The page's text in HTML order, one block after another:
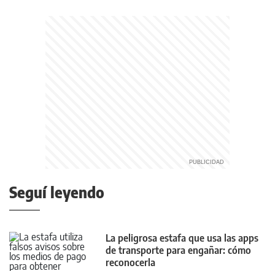
Seguí leyendo
La peligrosa estafa que usa las apps
de transporte para engañar: cómo
reconocerla